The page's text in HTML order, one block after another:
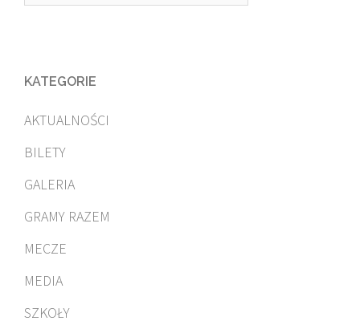
KATEGORIE
AKTUALNOŚCI
BILETY
GALERIA
GRAMY RAZEM
MECZE
MEDIA
SZKOŁY